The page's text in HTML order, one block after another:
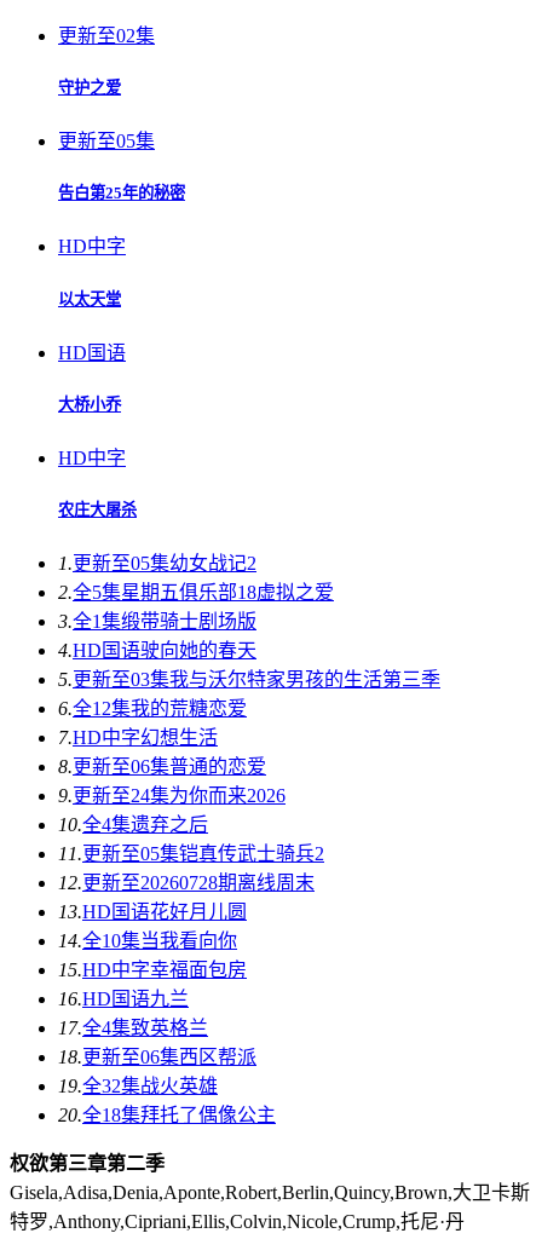
更新至02集
守护之爱
更新至05集
告白第25年的秘密
HD中字
以太天堂
HD国语
大桥小乔
HD中字
农庄大屠杀
1.更新至05集幼女战记2
2.全5集星期五俱乐部18虚拟之爱
3.全1集缎带骑士剧场版
4.HD国语驶向她的春天​
5.更新至03集我与沃尔特家男孩的生活第三季
6.全12集我的荒糖恋爱
7.HD中字幻想生活
8.更新至06集普通的恋爱
9.更新至24集为你而来2026
10.全4集遗弃之后
11.更新至05集铠真传武士骑兵2
12.更新至20260728期离线周末
13.HD国语花好月儿圆
14.全10集当我看向你
15.HD中字幸福面包房
16.HD国语九兰
17.全4集致英格兰
18.更新至06集西区帮派
19.全32集战火英雄
20.全18集拜托了偶像公主
权欲第三章第二季
Gisela,Adisa,Denia,Aponte,Robert,Berlin,Quincy,Brown,大卫卡斯
特罗,Anthony,Cipriani,Ellis,Colvin,Nicole,Crump,托尼·丹